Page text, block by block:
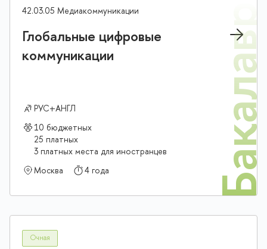
42.03.05 Медиакоммуникации
Глобальные цифровые
коммуникации
РУС+АНГЛ
10 бюджетных
25 платных
3 платных места для иностранцев
Москва
4 года
Очная